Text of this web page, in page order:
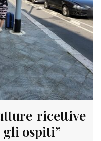
ricettive
gli ospiti”